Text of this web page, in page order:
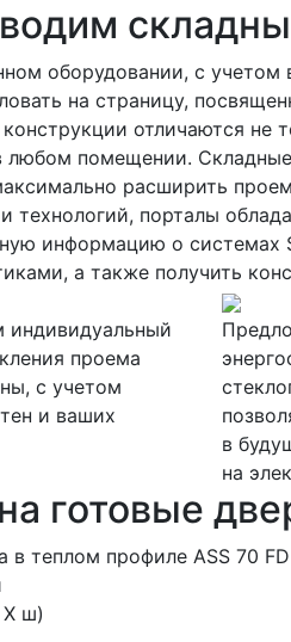
оборудовании, с учетом
на страницу,
отличаются не
любом помещении. Складные
расширить
технологий, порталы
информацию о системах
а также получить
индивидуальный
проема
с учетом
и ваших
в
на
готовые
в теплом профиле ASS 70 FD
Х ш)